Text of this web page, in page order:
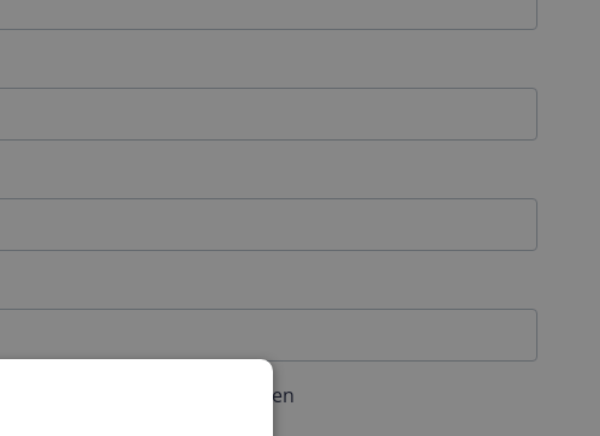
minimaal 6 karakters bevatten